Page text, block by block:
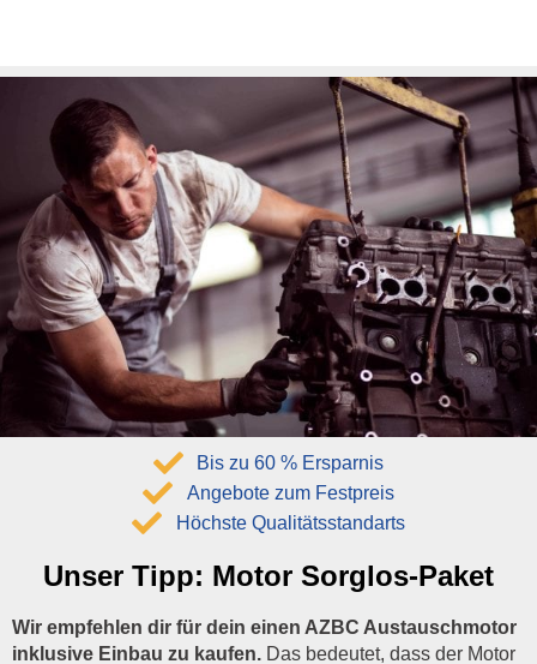
Unser Tipp: Motor Sorglos-Paket
Wir empfehlen dir für dein einen AZBC Austauschmotor
inklusive Einbau zu kaufen. Das bedeutet, dass der Motor
Bis zu 60 % Ersparnis
Angebote zum Festpreis
Höchste Qualitätsstandarts